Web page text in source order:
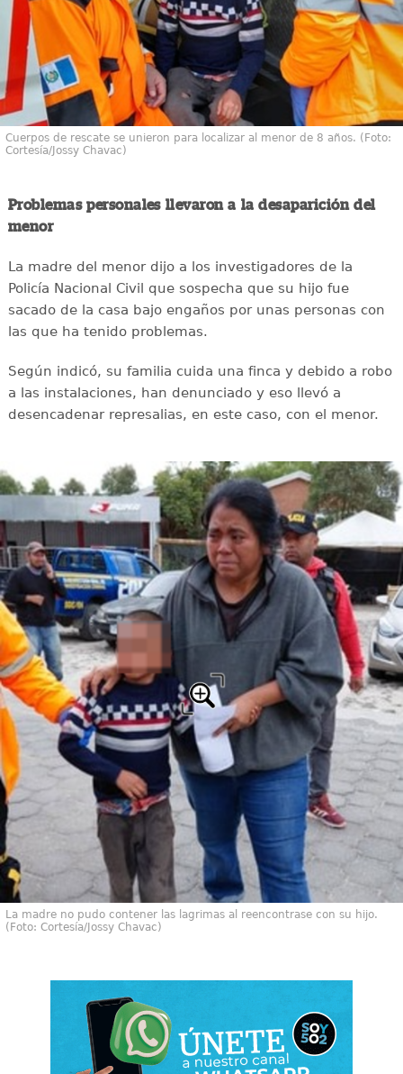
Cuerpos de rescate se unieron para localizar al menor de 8 años. (Foto:
Cortesía/Jossy Chavac)
Problemas personales llevaron a la desaparición del
menor
La madre del menor dijo a los investigadores de la
Policía Nacional Civil que sospecha que su hijo fue
sacado de la casa bajo engaños por unas personas con
las que ha tenido problemas.
Según indicó, su familia cuida una finca y debido a robo
a las instalaciones, han denunciado y eso llevó a
desencadenar represalias, en este caso, con el menor.
La madre no pudo contener las lagrimas al reencontrase con su hijo.
(Foto: Cortesía/Jossy Chavac)